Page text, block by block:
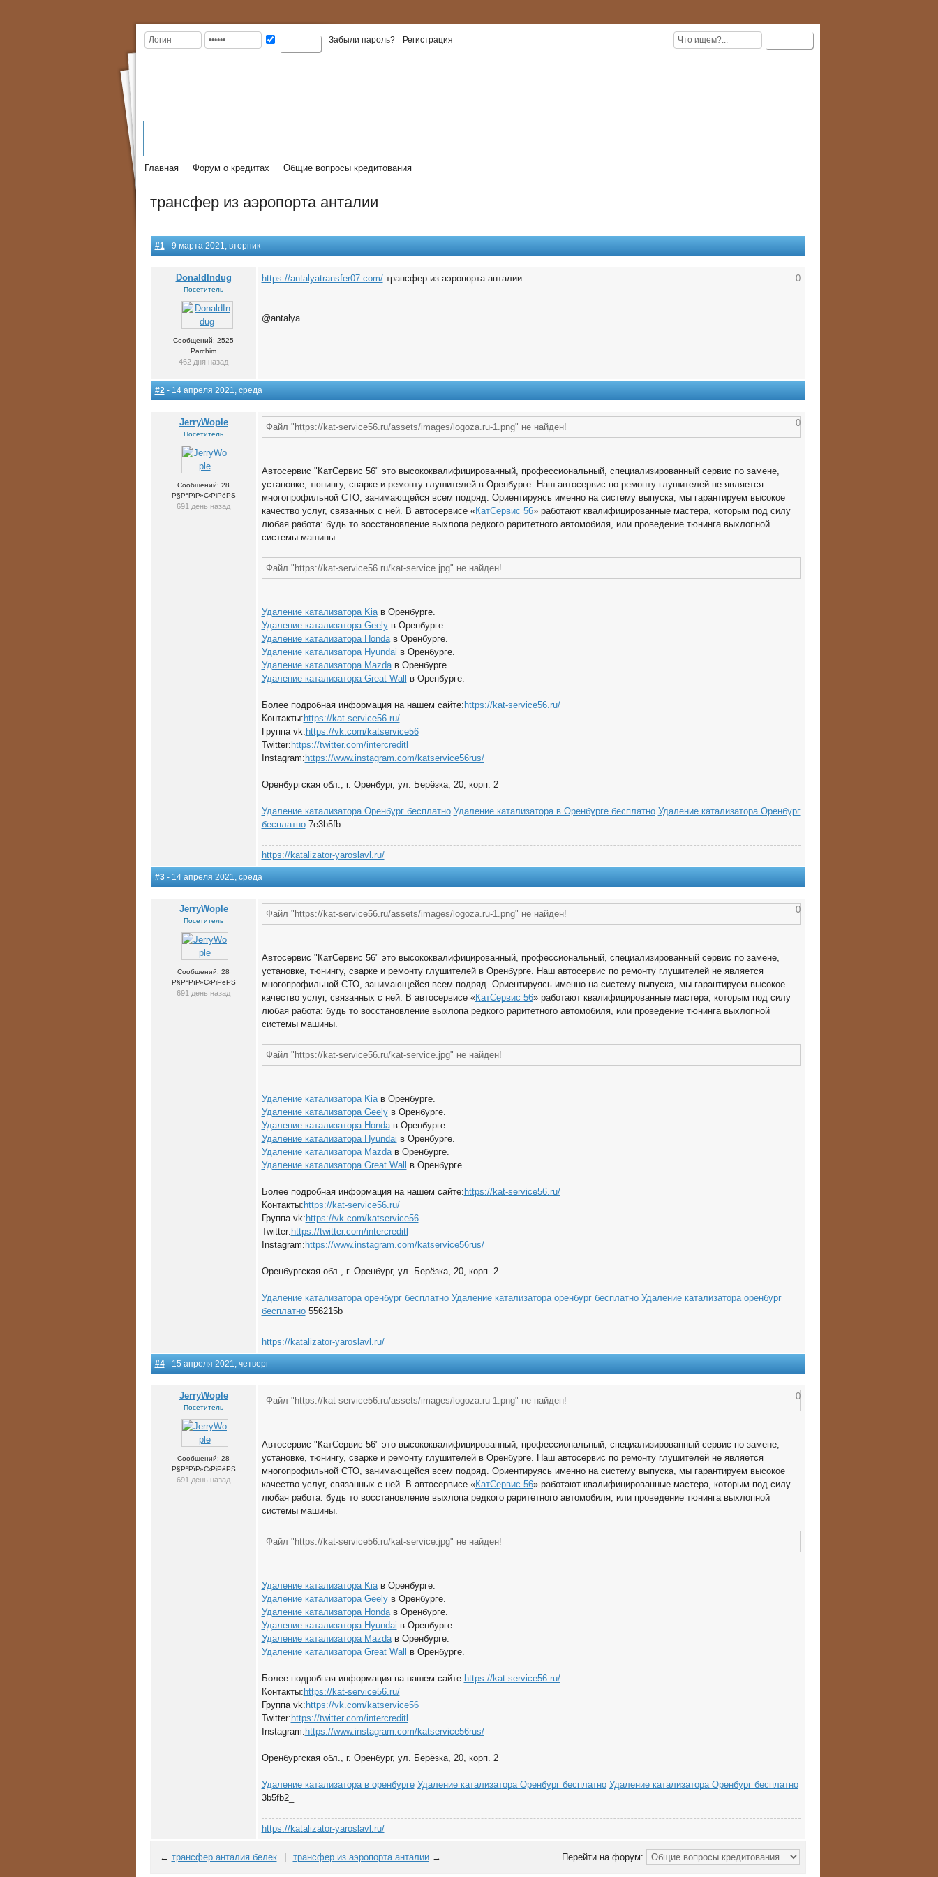
Забыли пароль? Регистрация
Главная Форум о кредитах Общие вопросы кредитования
трансфер из аэропорта анталии
#1- 9 марта 2021, вторник
DonaldIndug
Посетитель
Сообщений: 2525
Parchim
462 дня назад
0
https://antalyatransfer07.com/трансфер из аэропорта анталии
@antalya
#2- 14 апреля 2021, среда
JerryWople
Посетитель
Сообщений: 28
Р§Р°РїР»С‹РіРёРЅ
691 день назад
0
Файл "https://kat-service56.ru/assets/images/logoza.ru-1.png" не найден!
Автосервис "КатСервис 56" это высококвалифицированный, профессиональный, специализированный сервис по замене,
установке, тюнингу, сварке и ремонту глушителей в Оренбурге. Наш автосервис по ремонту глушителей не является
многопрофильной СТО, занимающейся всем подряд. Ориентируясь именно на систему выпуска, мы гарантируем высокое
качество услуг, связанных с ней. В автосервисе «КатСервис 56» работают квалифицированные мастера, которым под силу
любая работа: будь то восстановление выхлопа редкого раритетного автомобиля, или проведение тюнинга выхлопной
системы машины.
Файл "https://kat-service56.ru/kat-service.jpg" не найден!
Удаление катализатора Kiaв Оренбурге.
Удаление катализатора Geelyв Оренбурге.
Удаление катализатора Hondaв Оренбурге.
Удаление катализатора Hyundai в Оренбурге.
Удаление катализатора Mazdaв Оренбурге.
Удаление катализатора Great Wall
в Оренбурге.
Более подробная информация на нашем сайте: https://kat-service56.ru/
Контакты: https://kat-service56.ru/
Группа vk: https://vk.com/katservice56
Twitter: https://twitter.com/intercreditl
Instagram: https://www.instagram.com/katservice56rus/
Оренбургская обл., г. Оренбург, ул. Берёзка, 20, корп. 2
Удаление катализатора Оренбург бесплатно Удаление катализатора в Оренбурге бесплатно Удаление катализатора Оренбург
бесплатно7e3b5fb
https://katalizator-yaroslavl.ru/
#3- 14 апреля 2021, среда
JerryWople
Посетитель
Сообщений: 28
Р§Р°РїР»С‹РіРёРЅ
691 день назад
0
Файл "https://kat-service56.ru/assets/images/logoza.ru-1.png" не найден!
Автосервис "КатСервис 56" это высококвалифицированный, профессиональный, специализированный сервис по замене,
установке, тюнингу, сварке и ремонту глушителей в Оренбурге. Наш автосервис по ремонту глушителей не является
многопрофильной СТО, занимающейся всем подряд. Ориентируясь именно на систему выпуска, мы гарантируем высокое
качество услуг, связанных с ней. В автосервисе «КатСервис 56» работают квалифицированные мастера, которым под силу
любая работа: будь то восстановление выхлопа редкого раритетного автомобиля, или проведение тюнинга выхлопной
системы машины.
Файл "https://kat-service56.ru/kat-service.jpg" не найден!
Удаление катализатора Kiaв Оренбурге.
Удаление катализатора Geelyв Оренбурге.
Удаление катализатора Hondaв Оренбурге.
Удаление катализатора Hyundai в Оренбурге.
Удаление катализатора Mazdaв Оренбурге.
Удаление катализатора Great Wall
в Оренбурге.
Более подробная информация на нашем сайте: https://kat-service56.ru/
Контакты: https://kat-service56.ru/
Группа vk: https://vk.com/katservice56
Twitter: https://twitter.com/intercreditl
Instagram: https://www.instagram.com/katservice56rus/
Оренбургская обл., г. Оренбург, ул. Берёзка, 20, корп. 2
Удаление катализатора оренбург бесплатно Удаление катализатора оренбург бесплатно Удаление катализатора оренбург
бесплатно556215b
https://katalizator-yaroslavl.ru/
#4- 15 апреля 2021, четверг
JerryWople
Посетитель
Сообщений: 28
Р§Р°РїР»С‹РіРёРЅ
691 день назад
0
Файл "https://kat-service56.ru/assets/images/logoza.ru-1.png" не найден!
Автосервис "КатСервис 56" это высококвалифицированный, профессиональный, специализированный сервис по замене,
установке, тюнингу, сварке и ремонту глушителей в Оренбурге. Наш автосервис по ремонту глушителей не является
многопрофильной СТО, занимающейся всем подряд. Ориентируясь именно на систему выпуска, мы гарантируем высокое
качество услуг, связанных с ней. В автосервисе «КатСервис 56» работают квалифицированные мастера, которым под силу
любая работа: будь то восстановление выхлопа редкого раритетного автомобиля, или проведение тюнинга выхлопной
системы машины.
Файл "https://kat-service56.ru/kat-service.jpg" не найден!
Удаление катализатора Kiaв Оренбурге.
Удаление катализатора Geelyв Оренбурге.
Удаление катализатора Hondaв Оренбурге.
Удаление катализатора Hyundai в Оренбурге.
Удаление катализатора Mazdaв Оренбурге.
Удаление катализатора Great Wall
в Оренбурге.
Более подробная информация на нашем сайте: https://kat-service56.ru/
Контакты: https://kat-service56.ru/
Группа vk: https://vk.com/katservice56
Twitter: https://twitter.com/intercreditl
Instagram: https://www.instagram.com/katservice56rus/
Оренбургская обл., г. Оренбург, ул. Берёзка, 20, корп. 2
Удаление катализатора в оренбурге Удаление катализатора Оренбург бесплатно Удаление катализатора Оренбург бесплатно
3b5fb2_
https://katalizator-yaroslavl.ru/
← трансфер анталия белек трансфер из аэропорта анталии→ Перейти на форум: